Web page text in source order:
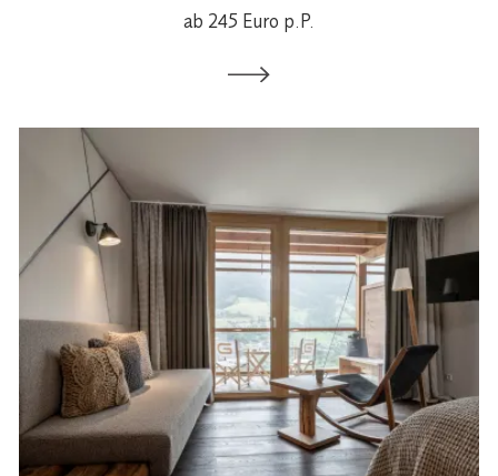
ab 245 Euro p.P.